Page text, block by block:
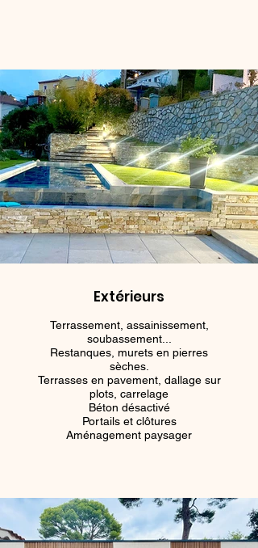
Extérieurs
Terrassement, assainissement,
soubassement...
Restanques, murets en pierres
sèches.
Terrasses en pavement, dallage sur
plots, carrelage
Béton désactivé
Portails et clôtures
Aménagement paysager